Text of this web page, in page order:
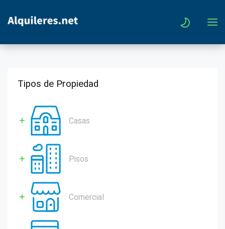
Tipos de Propiedad
Casas
Pisos
Comercial